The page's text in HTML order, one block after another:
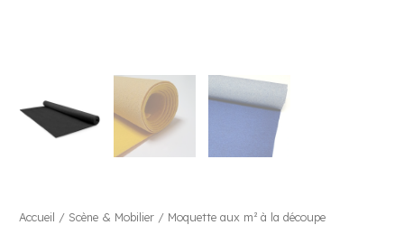
Accueil / Scène & Mobilier / Moquette aux m² à la découpe